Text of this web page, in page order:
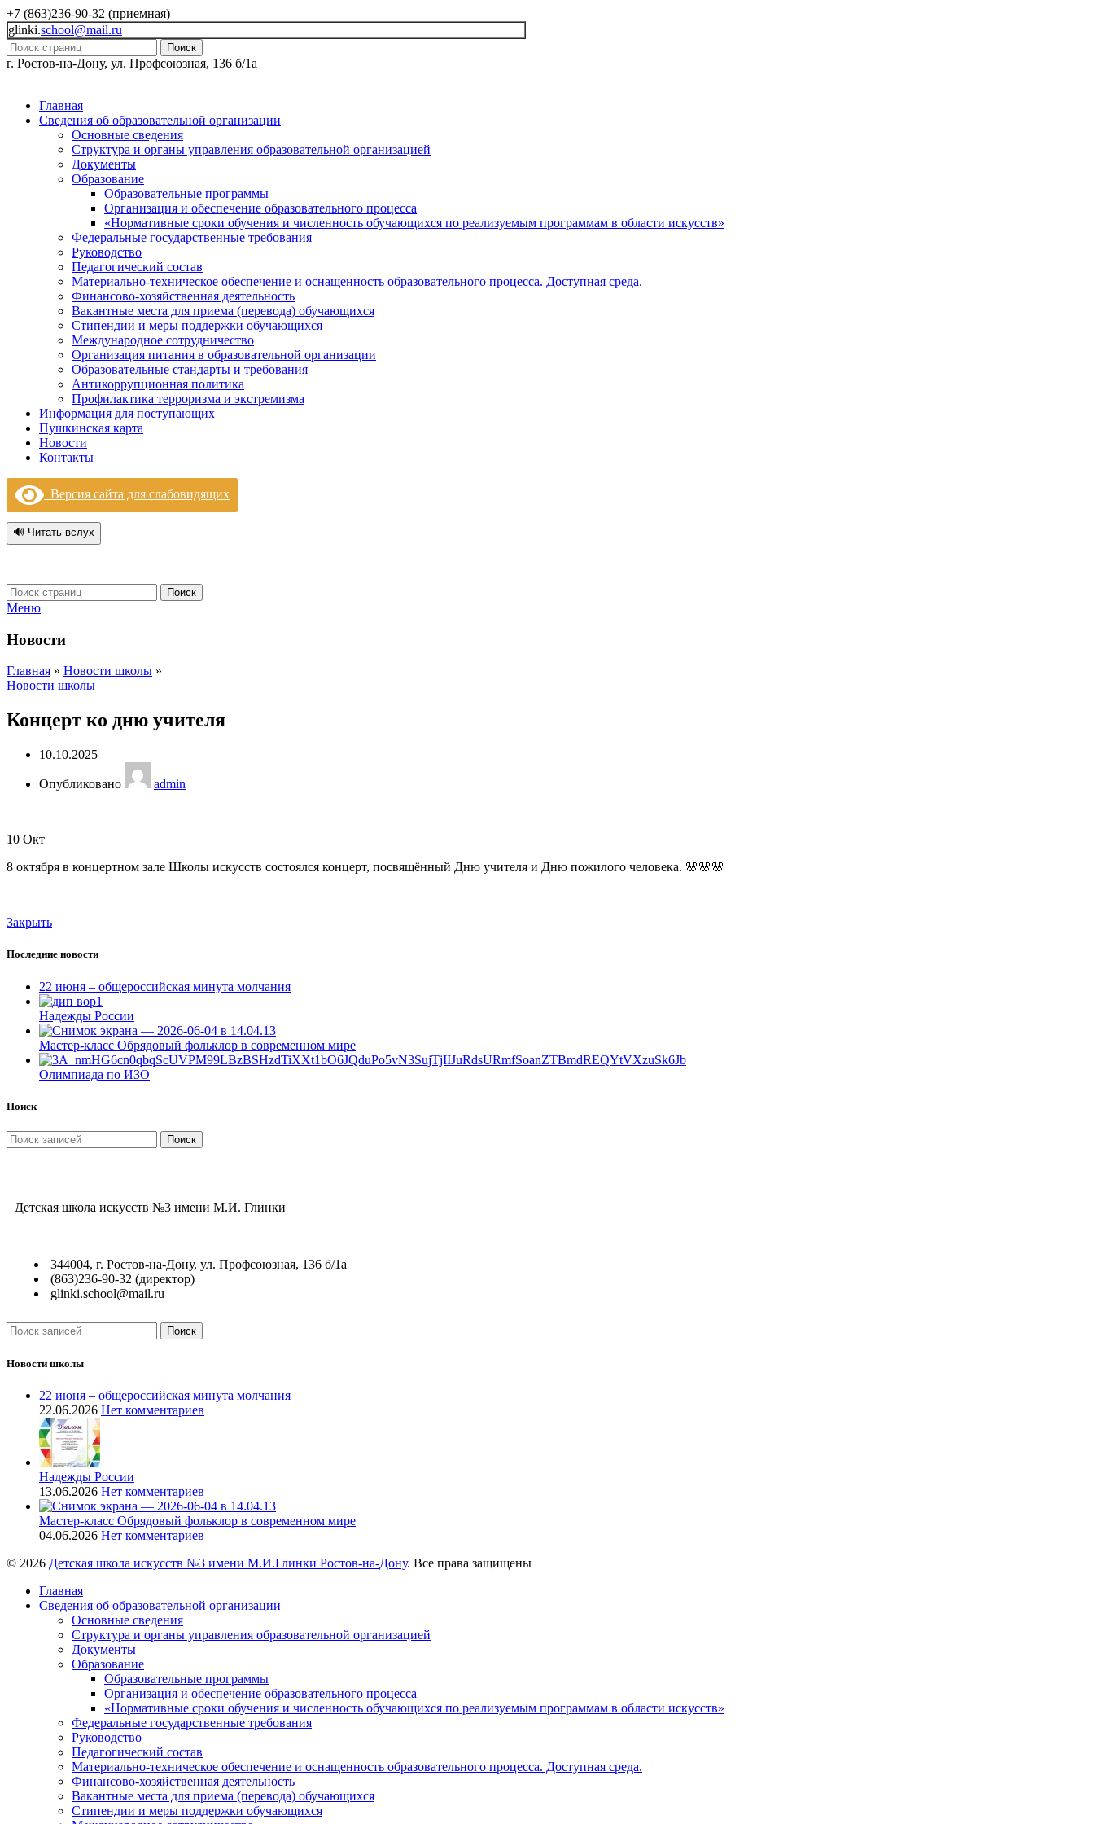
+7 (863)236-90-32 (приемная)
glinki.school@mail.ru
Поиск
г. Ростов-на-Дону, ул. Профсоюзная, 136 б/1а
Главная
Сведения об образовательной организации
Основные сведения
Структура и органы управления образовательной организацией
Документы
Образование
Образовательные программы
Организация и обеспечение образовательного процесса
«Нормативные сроки обучения и численность обучающихся по реализуемым программам в области искусств»
Федеральные государственные требования
Руководство
Педагогический состав
Материально-техническое обеспечение и оснащенность образовательного процесса. Доступная среда.
Финансово-хозяйственная деятельность
Вакантные места для приема (перевода) обучающихся
Стипендии и меры поддержки обучающихся
Международное сотрудничество
Организация питания в образовательной организации
Образовательные стандарты и требования
Антикоррупционная политика
Профилактика терроризма и экстремизма
Информация для поступающих
Пушкинская карта
Новости
Контакты
Версия сайта для слабовидящих
🔊 Читать вслух
Поиск
Меню
Новости
Главная » Новости школы »
Новости школы
Концерт ко дню учителя
10.10.2025
Опубликовано admin
10 Окт
8 октября в концертном зале Школы искусств состоялся концерт, посвящённый Дню учителя и Дню пожилого человека. 🌸🌸🌸
Закрыть
Последние новости
22 июня – общероссийская минута молчания
Надежды России
Мастер-класс Обрядовый фольклор в современном мире
Олимпиада по ИЗО
Поиск
Поиск
Детская школа искусств №3 имени М.И. Глинки
344004, г. Ростов-на-Дону, ул. Профсоюзная, 136 б/1а
(863)236-90-32 (директор)
glinki.school@mail.ru
Поиск
Новости школы
22 июня – общероссийская минута молчания
22.06.2026 Нет комментариев
Надежды России
13.06.2026 Нет комментариев
Мастер-класс Обрядовый фольклор в современном мире
04.06.2026 Нет комментариев
© 2026 Детская школа искусств №3 имени М.И.Глинки Ростов-на-Дону. Все права защищены
Главная
Сведения об образовательной организации
Основные сведения
Структура и органы управления образовательной организацией
Документы
Образование
Образовательные программы
Организация и обеспечение образовательного процесса
«Нормативные сроки обучения и численность обучающихся по реализуемым программам в области искусств»
Федеральные государственные требования
Руководство
Педагогический состав
Материально-техническое обеспечение и оснащенность образовательного процесса. Доступная среда.
Финансово-хозяйственная деятельность
Вакантные места для приема (перевода) обучающихся
Стипендии и меры поддержки обучающихся